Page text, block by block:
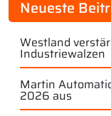
Neueste
Westland
Industriewalzen
Martin
2026 aus